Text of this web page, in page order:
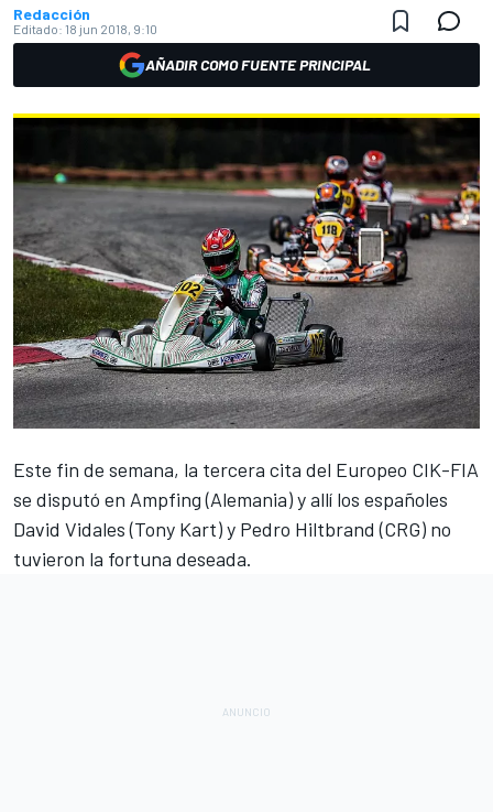
Redacción
Editado: 18 jun 2018, 9:10
AÑADIR COMO FUENTE PRINCIPAL
Este fin de semana, la tercera cita del Europeo CIK-FIA
se disputó en Ampfing (Alemania) y allí los españoles
David Vidales (Tony Kart) y Pedro Hiltbrand (CRG) no
tuvieron la fortuna deseada.